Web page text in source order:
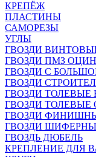
КРЕПЁЖ
ПЛАСТИНЫ
САМОРЕЗЫ
УГЛЫ
ГВОЗДИ
ГВОЗДИ ПМЗ
ГВОЗДИ С
ГВОЗДИ
ГВОЗДИ ТОЛЕВЫЕ
ГВОЗДИ ТОЛЕВЫЕ
ГВОЗДИ
ГВОЗДИ
ГВОЗДЬ ДЮБЕЛЬ
КРЕПЛЕНИЕ ДЛЯ